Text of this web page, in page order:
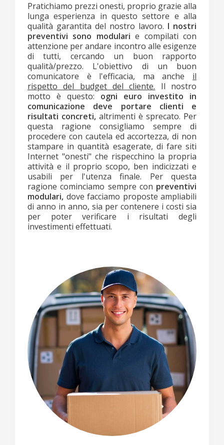
Pratichiamo prezzi onesti, proprio grazie alla
lunga esperienza in questo settore e alla
qualità garantita del nostro lavoro. I nostri
preventivi sono modulari e compilati con
attenzione per andare incontro alle esigenze
di tutti, cercando un buon rapporto
qualità/prezzo. L'obiettivo di un buon
comunicatore è l'efficacia, ma anche il
rispetto del budget del cliente. Il nostro
motto è questo: ogni euro investito in
comunicazione deve portare clienti e
risultati concreti, altrimenti è sprecato. Per
questa ragione consigliamo sempre di
procedere con cautela ed accortezza, di non
stampare in quantità esagerate, di fare siti
Internet "onesti" che rispecchino la propria
attività e il proprio scopo, ben indicizzati e
usabili per l'utenza finale. Per questa
ragione cominciamo sempre con preventivi
modulari, dove facciamo proposte ampliabili
di anno in anno, sia per contenere i costi sia
per poter verificare i risultati degli
investimenti effettuati.